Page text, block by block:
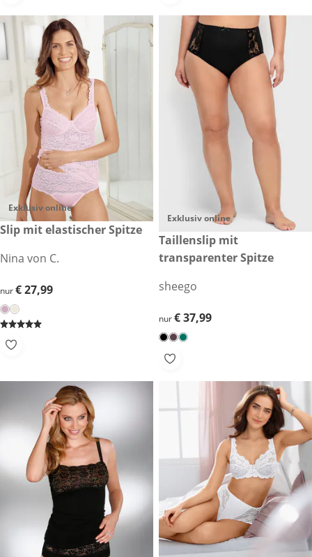
Exklusiv online
€ 27,99
Slip mit elastischer Spitze
Nina von C.
€ 27,99
nur€ 27,99
Exklusiv online
€ 37,99
Taillenslip mit
transparenter Spitze
sheego
€ 37,99
nur€ 37,99